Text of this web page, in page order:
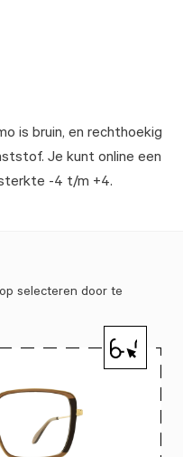
is bruin, en rechthoekig
Je kunt online een
-4 t/m +4.
selecteren door te